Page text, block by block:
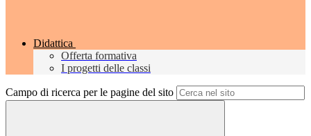
Didattica
Offerta formativa
I progetti delle classi
Campo di ricerca per le pagine del sito